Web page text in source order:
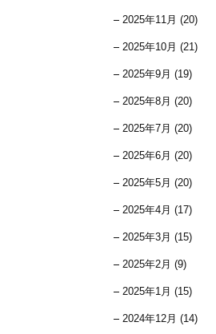
2025年11月 (20)
2025年10月 (21)
2025年9月 (19)
2025年8月 (20)
2025年7月 (20)
2025年6月 (20)
2025年5月 (20)
2025年4月 (17)
2025年3月 (15)
2025年2月 (9)
2025年1月 (15)
2024年12月 (14)